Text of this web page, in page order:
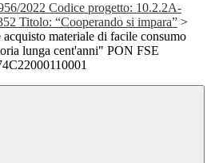
2022 Codice progetto: 10.2.2A-
Titolo: “Cooperando si impara” >
materiale di facile consumo
lunga cent'anni" PON FSE